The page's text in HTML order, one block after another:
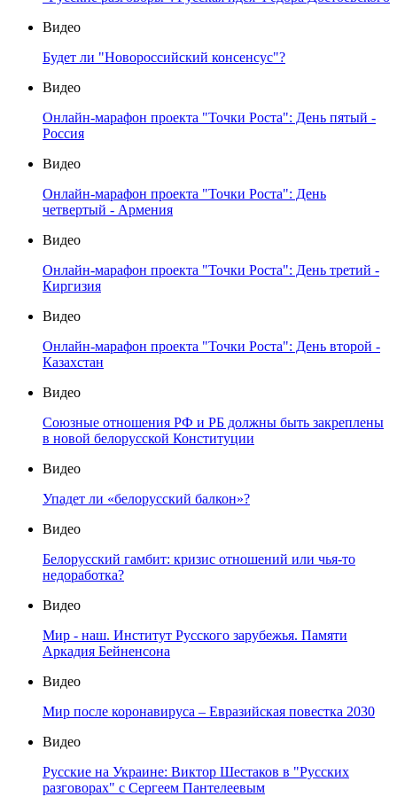
Видео
Будет ли "Новороссийский консенсус"?
Видео
Онлайн-марафон проекта "Точки Роста": День пятый -
Россия
Видео
Онлайн-марафон проекта "Точки Роста": День
четвертый - Армения
Видео
Онлайн-марафон проекта "Точки Роста": День третий -
Киргизия
Видео
Онлайн-марафон проекта "Точки Роста": День второй -
Казахстан
Видео
Союзные отношения РФ и РБ должны быть закреплены
в новой белорусской Конституции
Видео
Упадет ли «белорусский балкон»?
Видео
Белорусский гамбит: кризис отношений или чья-то
недоработка?
Видео
Мир - наш. Институт Русского зарубежья. Памяти
Аркадия Бейненсона
Видео
Мир после коронавируса – Евразийская повестка 2030
Видео
Русские на Украине: Виктор Шестаков в "Русских
разговорах" с Сергеем Пантелеевым